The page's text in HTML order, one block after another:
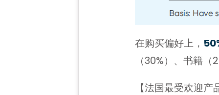
在购买偏好上，
（30%）、书籍
【法国最受欢迎产